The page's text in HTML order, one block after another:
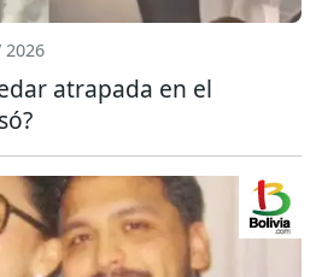
2026
atrapada en el